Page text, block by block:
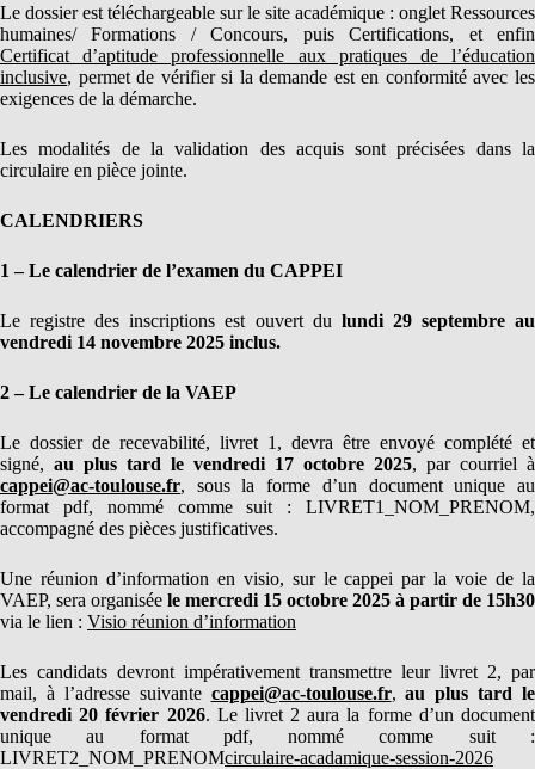
Le dossier est téléchargeable sur le site académique : onglet Ressources
humaines/ Formations / Concours, puis Certifications, et enfin
Certificat d’aptitude professionnelle aux pratiques de l’éducation
inclusive, permet de vérifier si la demande est en conformité avec les
exigences de la démarche.
Les modalités de la validation des acquis sont précisées dans la
circulaire en pièce jointe.
CALENDRIERS
1 – Le calendrier de l’examen du CAPPEI
Le registre des inscriptions est ouvert du lundi 29 septembre au
vendredi 14 novembre 2025 inclus.
2 – Le calendrier de la VAEP
Le dossier de recevabilité, livret 1, devra être envoyé complété et
signé, au plus tard le vendredi 17 octobre 2025, par courriel à
cappei@ac-toulouse.fr, sous la forme d’un document unique au
format pdf, nommé comme suit : LIVRET1_NOM_PRENOM,
accompagné des pièces justificatives.
Une réunion d’information en visio, sur le cappei par la voie de la
VAEP, sera organisée le mercredi 15 octobre 2025 à partir de 15h30
via le lien : Visio réunion d’information
Les candidats devront impérativement transmettre leur livret 2, par
mail, à l’adresse suivante cappei@ac-toulouse.fr,au plus tard le
vendredi 20 février 2026. Le livret 2 aura la forme d’un document
unique au format pdf, nommé comme suit :
LIVRET2_NOM_PRENOMcirculaire-acadamique-session-2026